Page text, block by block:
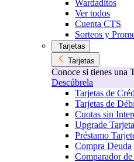
Wardaditos
Ver todos
Cuenta CTS
Sorteos y
Tarjetas
Tarjetas
Conoce si tienes una
Descúbrela
Tarjetas de
Tarjetas de
Cuotas sin
Upgrade
Préstamo
Compra Deuda
Comparador de